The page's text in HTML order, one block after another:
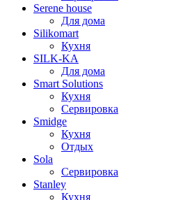
Serene house
Для дома
Silikomart
Кухня
SILK-KA
Для дома
Smart Solutions
Кухня
Сервировка
Smidge
Кухня
Отдых
Sola
Сервировка
Stanley
Кухня